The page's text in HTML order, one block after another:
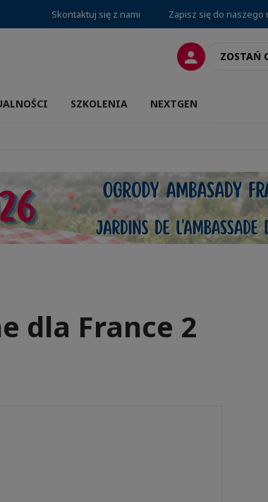
Skontaktuj się z nami Zapisz się do naszego
LOGOWANIE
ZOSTAŃ
SZKOLENIA NEXTGEN
dla France 2